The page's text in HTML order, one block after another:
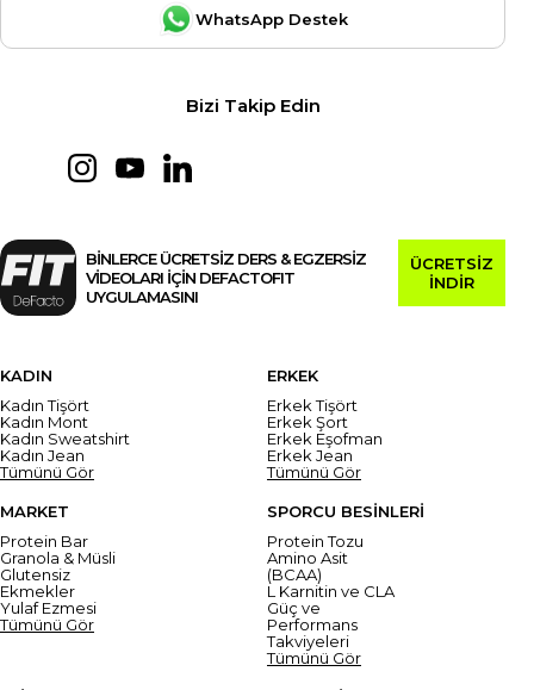
WhatsApp Destek
Bizi Takip Edin
BİNLERCE ÜCRETSİZ DERS & EGZERSİZ
VİDEOLARI İÇİN DEFACTOFIT
UYGULAMASINI
ÜCRETSİZ
İNDİR
KADIN
Kadın Tişört
Kadın Mont
Kadın Sweatshirt
Kadın Jean
Tümünü Gör
ERKEK
Erkek Tişört
Erkek Şort
Erkek Eşofman
Erkek Jean
Tümünü Gör
MARKET
Protein Bar
Granola & Müsli
Glutensiz
Ekmekler
Yulaf Ezmesi
Tümünü Gör
SPORCU BESİNLERİ
Protein Tozu
Amino Asit
(BCAA)
L Karnitin ve CLA
Güç ve
Performans
Takviyeleri
Tümünü Gör